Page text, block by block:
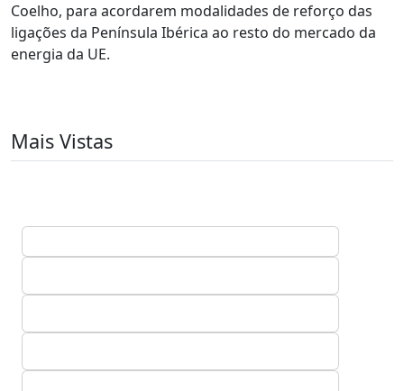
Coelho, para acordarem modalidades de reforço das
ligações da Península Ibérica ao resto do mercado da
energia da UE.
Mais Vistas